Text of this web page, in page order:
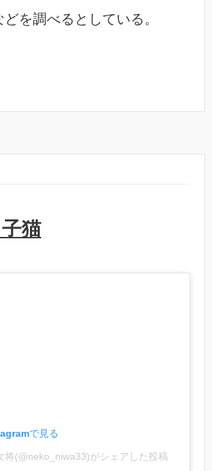
を調べるとしている。
猫
で見る
将(@neko_niwa33)がシェアした投稿